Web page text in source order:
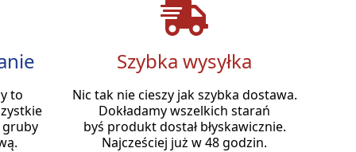
to
gruby
Szybka wysyłka
Nic tak nie cieszy jak szybka dostawa.
Dokładamy wszelkich starań
byś produkt dostał błyskawicznie.
Najcześciej już w 48 godzin.